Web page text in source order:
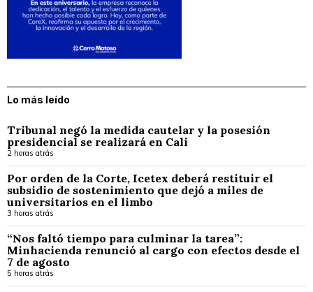
Lo más leído
Tribunal negó la medida cautelar y la posesión
presidencial se realizará en Cali
2 horas atrás
Por orden de la Corte, Icetex deberá restituir el
subsidio de sostenimiento que dejó a miles de
universitarios en el limbo
3 horas atrás
“Nos faltó tiempo para culminar la tarea”:
Minhacienda renunció al cargo con efectos desde el
7 de agosto
5 horas atrás